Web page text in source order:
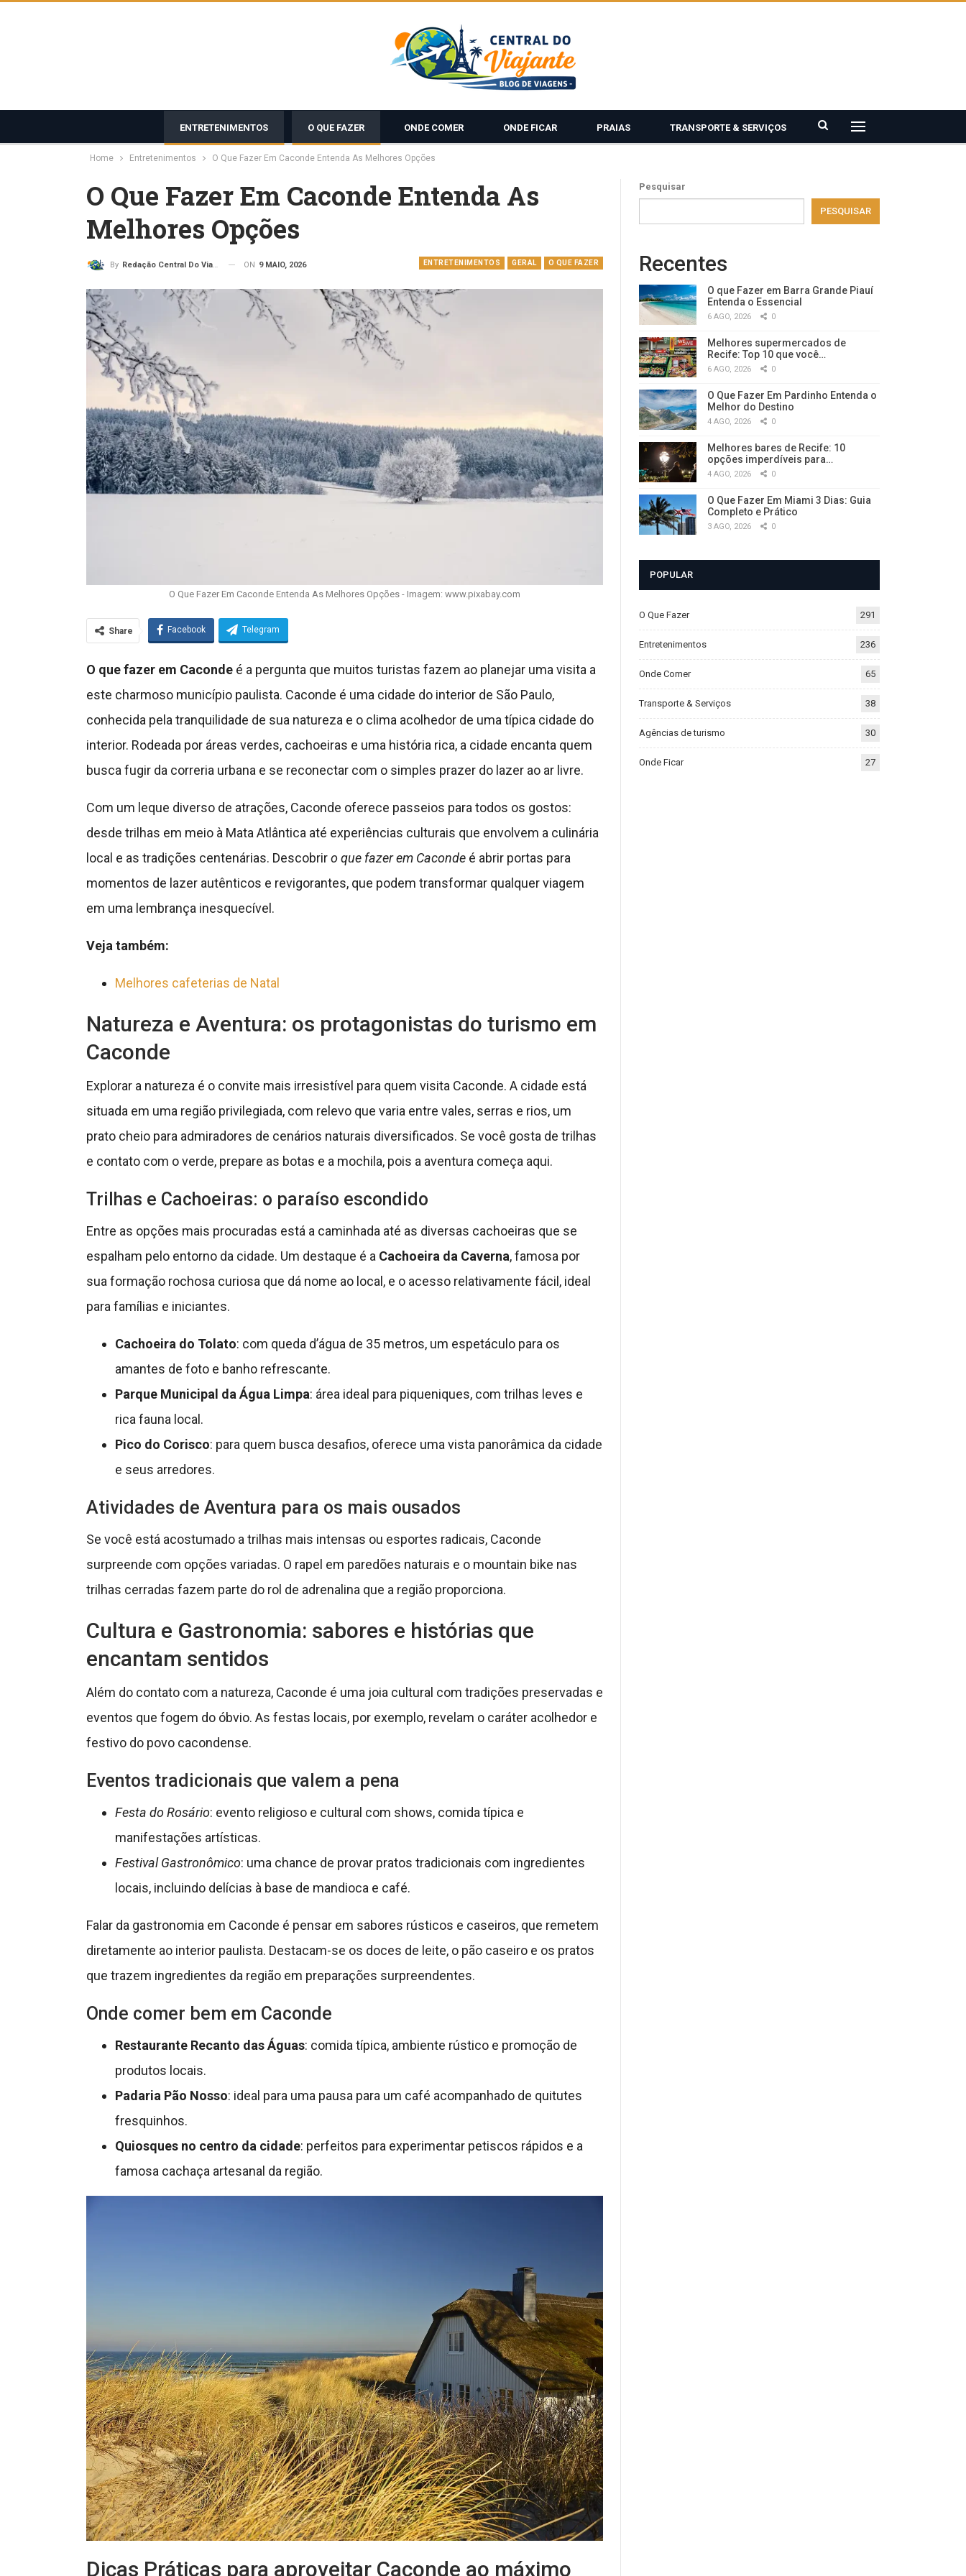
ENTRETENIMENTOS O QUE FAZER ONDE COMER ONDE FICAR PRAIAS TRANSPORTE & SERVIÇOS
Home Entretenimentos O Que Fazer Em Caconde Entenda As Melhores Opções
O Que Fazer Em Caconde Entenda As
Melhores Opções
ENTRETENIMENTOS GERAL O QUE FAZER
By Redação Central Do Viajante ON 9 MAIO, 2026
O Que Fazer Em Caconde Entenda As Melhores Opções - Imagem: www.pixabay.com
Share Facebook Telegram
O que fazer em Cacondeé a pergunta que muitos turistas fazem ao planejar uma visita a
este charmoso município paulista. Caconde é uma cidade do interior de São Paulo,
conhecida pela tranquilidade de sua natureza e o clima acolhedor de uma típica cidade do
interior. Rodeada por áreas verdes, cachoeiras e uma história rica, a cidade encanta quem
busca fugir da correria urbana e se reconectar com o simples prazer do lazer ao ar livre.
Com um leque diverso de atrações, Caconde oferece passeios para todos os gostos:
desde trilhas em meio à Mata Atlântica até experiências culturais que envolvem a culinária
local e as tradições centenárias. Descobriro que fazer em Cacondeé abrir portas para
momentos de lazer autênticos e revigorantes, que podem transformar qualquer viagem
em uma lembrança inesquecível.
Veja também:
Melhores cafeterias de Natal
Natureza e Aventura: os protagonistas do turismo em
Caconde
Explorar a natureza é o convite mais irresistível para quem visita Caconde. A cidade está
situada em uma região privilegiada, com relevo que varia entre vales, serras e rios, um
prato cheio para admiradores de cenários naturais diversificados. Se você gosta de trilhas
e contato com o verde, prepare as botas e a mochila, pois a aventura começa aqui.
Trilhas e Cachoeiras: o paraíso escondido
Entre as opções mais procuradas está a caminhada até as diversas cachoeiras que se
espalham pelo entorno da cidade. Um destaque é a Cachoeira da Caverna, famosa por
sua formação rochosa curiosa que dá nome ao local, e o acesso relativamente fácil, ideal
para famílias e iniciantes.
Cachoeira do Tolato: com queda d’água de 35 metros, um espetáculo para os
amantes de foto e banho refrescante.
Parque Municipal da Água Limpa: área ideal para piqueniques, com trilhas leves e
rica fauna local.
Pico do Corisco: para quem busca desafios, oferece uma vista panorâmica da cidade
e seus arredores.
Atividades de Aventura para os mais ousados
Se você está acostumado a trilhas mais intensas ou esportes radicais, Caconde
surpreende com opções variadas. O rapel em paredões naturais e o mountain bike nas
trilhas cerradas fazem parte do rol de adrenalina que a região proporciona.
Cultura e Gastronomia: sabores e histórias que
encantam sentidos
Além do contato com a natureza, Caconde é uma joia cultural com tradições preservadas e
eventos que fogem do óbvio. As festas locais, por exemplo, revelam o caráter acolhedor e
festivo do povo cacondense.
Eventos tradicionais que valem a pena
Festa do Rosário: evento religioso e cultural com shows, comida típica e
manifestações artísticas.
Festival Gastronômico: uma chance de provar pratos tradicionais com ingredientes
locais, incluindo delícias à base de mandioca e café.
Falar da gastronomia em Caconde é pensar em sabores rústicos e caseiros, que remetem
diretamente ao interior paulista. Destacam-se os doces de leite, o pão caseiro e os pratos
que trazem ingredientes da região em preparações surpreendentes.
Onde comer bem em Caconde
Restaurante Recanto das Águas: comida típica, ambiente rústico e promoção de
produtos locais.
Padaria Pão Nosso: ideal para uma pausa para um café acompanhado de quitutes
fresquinhos.
Quiosques no centro da cidade: perfeitos para experimentar petiscos rápidos e a
famosa cachaça artesanal da região.
Dicas Práticas para aproveitar Caconde ao máximo
Pesquisar
PESQUISAR
Recentes
O que Fazer em Barra Grande Piauí
Entenda o Essencial
6 AGO, 2026 0
Melhores supermercados de
Recife: Top 10 que você…
6 AGO, 2026 0
O Que Fazer Em Pardinho Entenda o
Melhor do Destino
4 AGO, 2026 0
Melhores bares de Recife: 10
opções imperdíveis para…
4 AGO, 2026 0
O Que Fazer Em Miami 3 Dias: Guia
Completo e Prático
3 AGO, 2026 0
POPULAR
O Que Fazer 291
Entretenimentos 236
Onde Comer 65
Transporte & Serviços 38
Agências de turismo 30
Onde Ficar 27